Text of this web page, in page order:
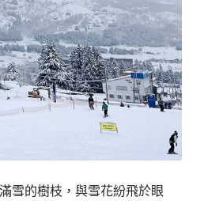
雪的樹枝，與雪花紛飛於眼